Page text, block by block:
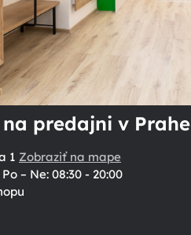
predajni v Prahe
1 Zobraziť na mape
– Ne: 08:30 - 20:00